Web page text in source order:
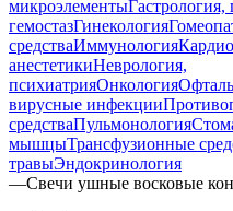
микроэлементыГастрология,
гемостазГинекология
средстваИммунология
анестетикиНеврология,
психиатрияОнкология
вирусные инфекции
средстваПульмонология
мышцыТрансфузионные
травыЭндокринология
—Свечи ушные восковые